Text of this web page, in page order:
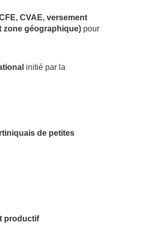
CVAE, versement
zone géographique) pour
initié par la
de petites
productif